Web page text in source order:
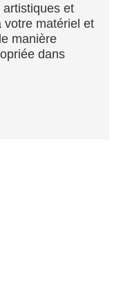
et
votre matériel et
manière
dans